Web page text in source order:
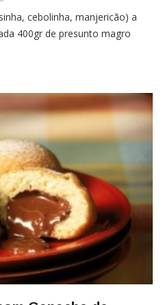
cebolinha, manjericão) a
400gr de presunto magro